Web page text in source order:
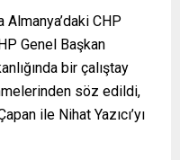
Almanya’daki CHP
Genel Başkan
bir çalıştay
söz edildi,
ile Nihat Yazıcı’yı